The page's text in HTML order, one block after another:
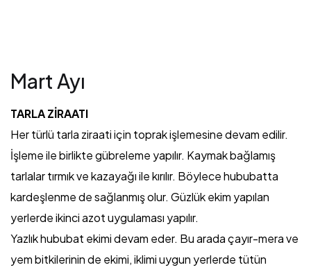
Mart Ayı
TARLA ZİRAATI
Her türlü tarla ziraati için toprak işlemesine devam edilir.
İşleme ile birlikte gübreleme yapılır. Kaymak bağlamış
tarlalar tırmık ve kazayağı ile kırılır. Böylece hububatta
kardeşlenme de sağlanmış olur. Güzlük ekim yapılan
yerlerde ikinci azot uygulaması yapılır.
Yazlık hububat ekimi devam eder. Bu arada çayır-mera ve
yem bitkilerinin de ekimi, iklimi uygun yerlerde tütün